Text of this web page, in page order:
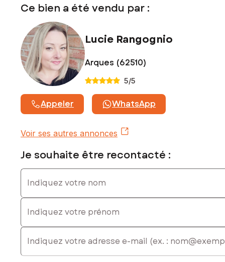
Ce bien a été vendu par :
Lucie Rangognio
Arques (62510)
5/5
Appeler WhatsApp
Voir ses autres annonces
Je souhaite être recontacté :
Indiquez votre nom
Indiquez votre prénom
E-mail